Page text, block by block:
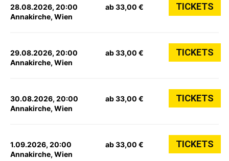
28.08.2026, 20:00
Annakirche, Wien
ab 33,00 € TICKETS
29.08.2026, 20:00
Annakirche, Wien
ab 33,00 € TICKETS
30.08.2026, 20:00
Annakirche, Wien
ab 33,00 € TICKETS
1.09.2026, 20:00
Annakirche, Wien
ab 33,00 € TICKETS